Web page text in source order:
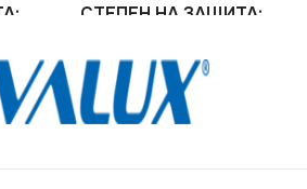
СТЕПЕН НА ЗАЩИТА
IP20
ЦВЯТ Сребърен